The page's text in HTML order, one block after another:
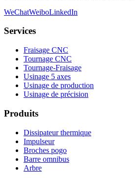
WeChatWeiboLinkedIn
Services
Fraisage CNC
Tournage CNC
Tournage-Fraisage
Usinage 5 axes
Usinage de production
Usinage de précision
Produits
Dissipateur thermique
Impulseur
Broches pogo
Barre omnibus
Arbre